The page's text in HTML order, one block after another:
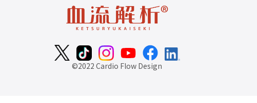
©2022 Cardio Flow Design